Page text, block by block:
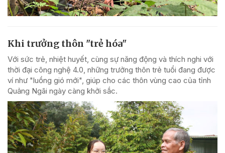
Khi trưởng thôn "trẻ hóa"
Với sức trẻ, nhiệt huyết, cùng sự năng động và thích nghi với
thời đại công nghệ 4.0, những trưởng thôn trẻ tuổi đang được
ví như "luồng gió mới", giúp cho các thôn vùng cao của tỉnh
Quảng Ngãi ngày càng khởi sắc.